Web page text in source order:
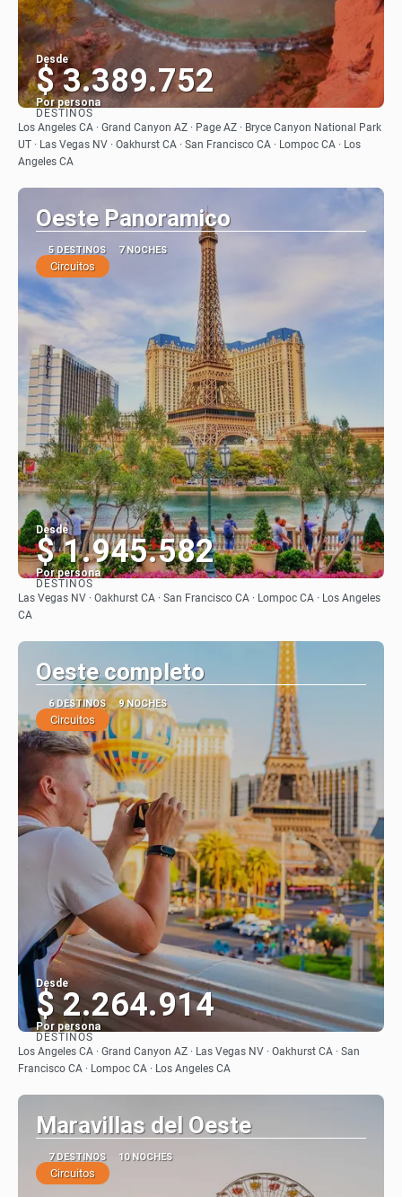
Desde
$ 3.389.752
Por persona
Ver
DESTINOS
Los Angeles CA · Grand Canyon AZ · Page AZ · Bryce Canyon National Park
UT · Las Vegas NV · Oakhurst CA · San Francisco CA · Lompoc CA · Los
Angeles CA
Oeste Panoramico
5 DESTINOS 7 NOCHES
Circuitos
Desde
$ 1.945.582
Por persona
Ver
DESTINOS
Las Vegas NV · Oakhurst CA · San Francisco CA · Lompoc CA · Los Angeles
CA
Oeste completo
6 DESTINOS 9 NOCHES
Circuitos
Desde
$ 2.264.914
Por persona
Ver
DESTINOS
Los Angeles CA · Grand Canyon AZ · Las Vegas NV · Oakhurst CA · San
Francisco CA · Lompoc CA · Los Angeles CA
Maravillas del Oeste
7 DESTINOS 10 NOCHES
Circuitos